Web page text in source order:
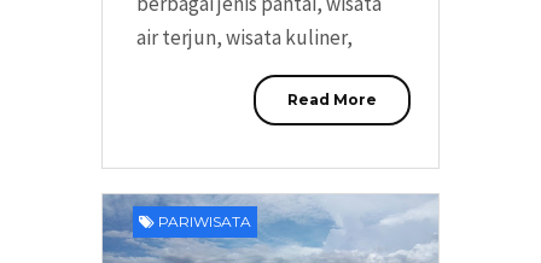
air terjun, wisata kuliner,
Read More
PARIWISATA